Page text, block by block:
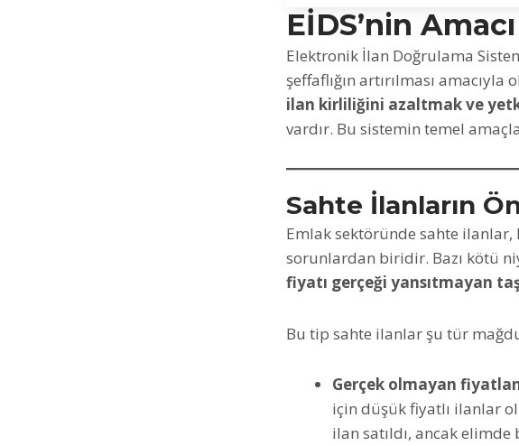
EİDS’nin
Elektronik İlan Doğrulama
şeffaflığın artırılması
ilan kirliliğini azaltmak ve
vardır. Bu sistemin temel
Sahte İlanların
Emlak sektöründe sahte ilanlar,
sorunlardan biridir. Bazı kötü
fiyatı gerçeği yansıtmayan
Bu tip sahte ilanlar şu tür
Gerçek olmayan
için düşük fiyatlı ilanlar
ilan satıldı, ancak